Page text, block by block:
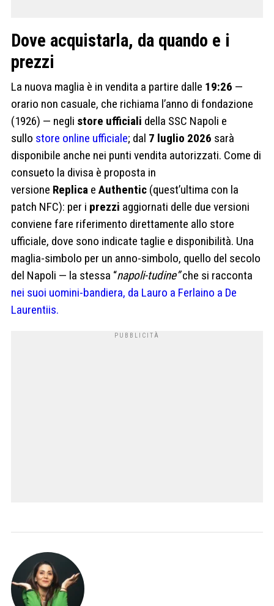
Dove acquistarla, da quando e i
prezzi
La nuova maglia è in vendita a partire dalle 19:26 —
orario non casuale, che richiama l’anno di fondazione
(1926) — negli store ufficiali della SSC Napoli e
sullo store online ufficiale; dal 7 luglio 2026 sarà
disponibile anche nei punti vendita autorizzati. Come di
consueto la divisa è proposta in
versione Replica e Authentic (quest’ultima con la
patch NFC): per i prezzi aggiornati delle due versioni
conviene fare riferimento direttamente allo store
ufficiale, dove sono indicate taglie e disponibilità. Una
maglia-simbolo per un anno-simbolo, quello del secolo
del Napoli — la stessa “napoli-tudine”che si racconta
nei suoi uomini-bandiera, da Lauro a Ferlaino a De
Laurentiis.